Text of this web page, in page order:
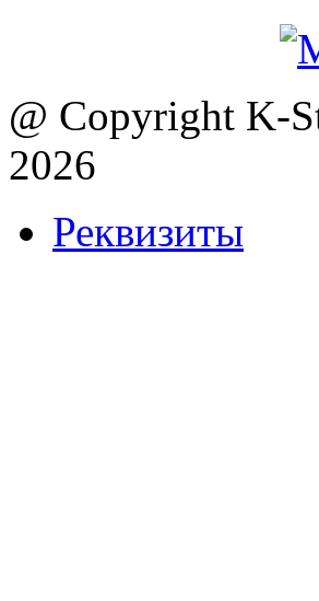
@ Copyright K-
2026
Реквизиты